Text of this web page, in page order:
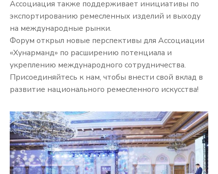
Ассоциация также поддерживает инициативы по
экспортированию ремесленных изделий и выходу
на международные рынки.
Форум открыл новые перспективы для Ассоциации
«Хунарманд» по расширению потенциала и
укреплению международного сотрудничества.
Присоединяйтесь к нам, чтобы внести свой вклад в
развитие национального ремесленного искусства!